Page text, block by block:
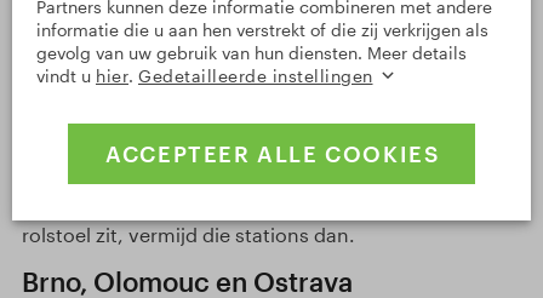
verbouwd en worden liften en perrons geïnstalleerd,
maar nog niet alle stations zijn gereconstrueerd. In
het bredere centrum van Praag zijn de stations
Republiky, Křižíkova, Invalidovna, Náměstí Míru,
Náměstí Jiřího z Poděbrad en Karlovo náměstí NIET
uitgerust met liften. Je kunt er met een kinderwagen
rolstoel zit, vermijd die stations dan.
Brno, Olomouc en Ostrava
Partners kunnen deze informatie combineren met andere
informatie die u aan hen verstrekt of die zij verkrijgen als
gevolg van uw gebruik van hun diensten. Meer details
vindt u hier. Gedetailleerde instellingen
ACCEPTEER ALLE COOKIES